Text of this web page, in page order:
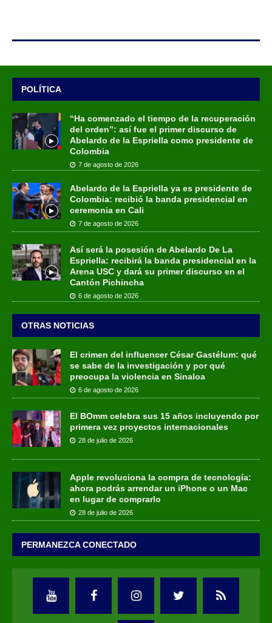
POLÍTICA
“Ha comenzado el tiempo de la recuperación
del orden”: así fue el primer discurso de
Abelardo de la Espriella como presidente de
Colombia
7 de agosto de 2026
Abelardo de la Espriella ya es presidente de
Colombia: recibió la banda presidencial en
ceremonia en Cali
7 de agosto de 2026
Así será la posesión de Abelardo De La
Espriella: recibirá la banda presidencial en la
Arena USC y dará su primer discurso en el
Cantón Pichincha
6 de agosto de 2026
OTRAS NOTICIAS
El crimen del influencer César Gastélum: qué
se sabe de la investigación y por qué
preocupa la violencia en Sinaloa
6 de agosto de 2026
El BOmm celebra sus 15 años incluyendo por
primera vez proyectos internacionales
28 de julio de 2026
Apple revoluciona la compra de tecnología:
ahora podrás arrendar un iPhone o un Mac
en lugar de comprarlo
28 de julio de 2026
PERMANEZCA CONECTADO